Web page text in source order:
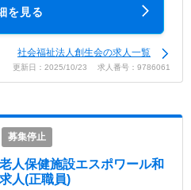
を見る
社会福祉法人創生会の求人一覧
更新日：2025/10/23 求人番号：9786061
募集停止
人保健施設エスポワール和
人(正職員)